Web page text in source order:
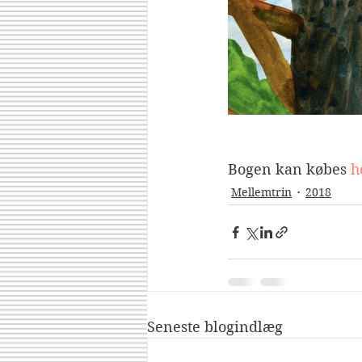
Bogen kan købes
Mellemtrin 2018
Seneste blogindlæg